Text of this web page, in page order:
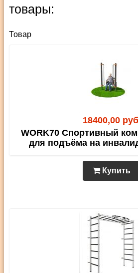
товары:
Товар
18400,00
WORK70 Спортивный
для подъёма на
Купить